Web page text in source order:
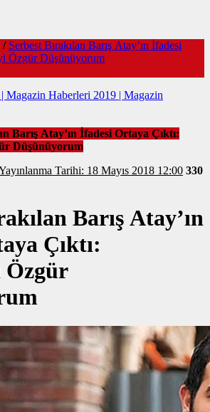
/ Serbest Bırakılan Barış Atay’ın İfadesi
Özgür Düşünüyorum
Magazin Haberleri 2019 | Magazin
Barış Atay’ın İfadesi Ortaya Çıktı:
Düşünüyorum
Yayınlanma Tarihi: 18 Mayıs 2018 12:00 330
Barış Atay’ın
Çıktı:
Özgür